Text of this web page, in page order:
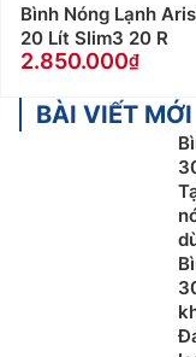
Bình Nóng Lạnh
20 Lít Slim3 20 R
2.850.000
BÀI VIẾT MỚI